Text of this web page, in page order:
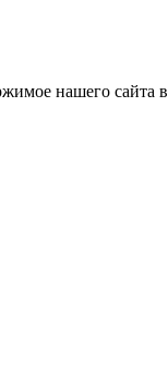
нашего сайта